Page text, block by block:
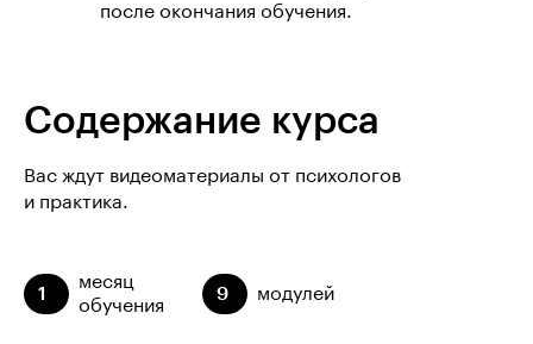
после окончания обучения.
Содержание курса
Вас ждут видеоматериалы от психологов
и практика.
1
месяц
обучения
9 модулей